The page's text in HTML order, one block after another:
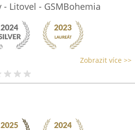
Litovel - GSMBohemia
Zobrazit více >>